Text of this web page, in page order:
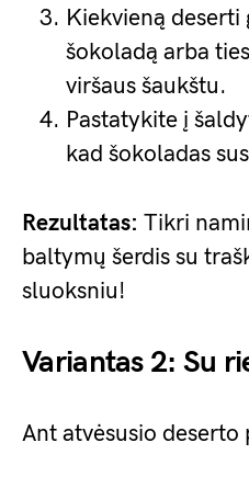
Kiekvieną
šokoladą arba
viršaus šaukštu.
Pastatykite į
kad šokoladas
Rezultatas: Tikri
baltymų šerdis su
sluoksniu!
Variantas 2: Su
Ant atvėsusio deserto